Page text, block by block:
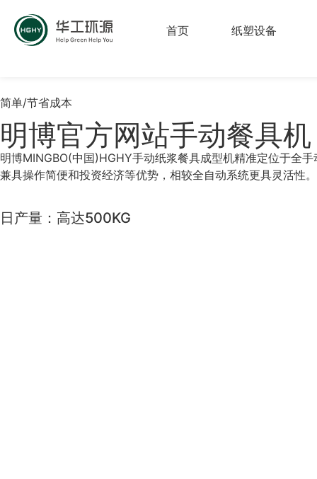
首页 纸塑设备
简单/节省成本
明博官方网站手动餐具机
明博MINGBO(中国)HGHY手动纸浆餐具成型机精准定位于全
兼具操作简便和投资经济等优势，相较全自动系统更具灵活性
日产量：高达500KG